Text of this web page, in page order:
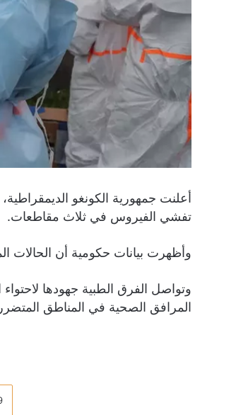
تفشي الفيروس ⁠في ثلاث مقاطعات.
وأظهرت بيانات حكومية ⁠أن ‌الحالات المؤكدة
وتواصل الفرق الطبية جهودها
المرافق الصحية في المناطق